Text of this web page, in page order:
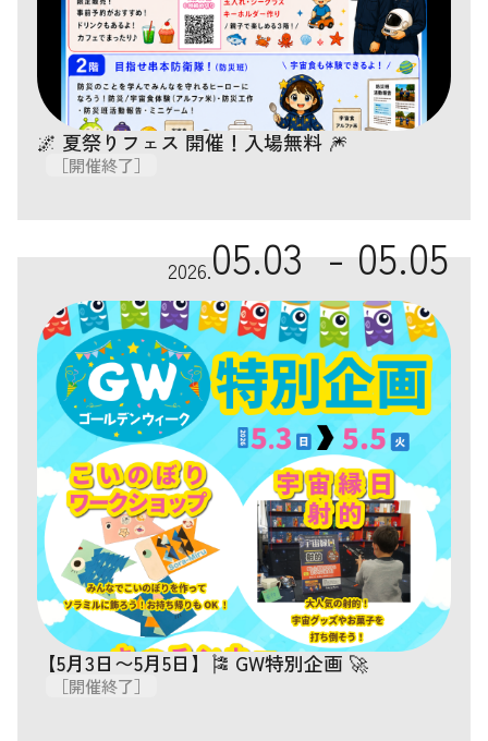
🌌 夏祭りフェス 開催！入場無料 🎆
［開催終了］
2026.05.03 - 05.05
【5月3日〜5月5日】🎏 GW特別企画 🚀
［開催終了］